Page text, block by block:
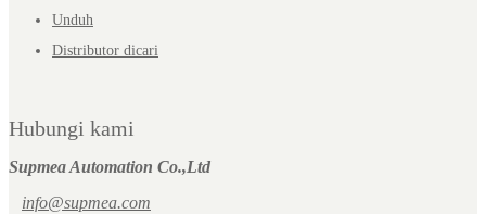
Unduh
Distributor dicari
Hubungi kami
Supmea Automation Co.,Ltd
info@supmea.com